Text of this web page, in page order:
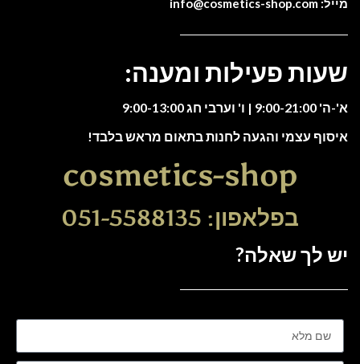
מייל: info@cosmetics-shop.com
שעות פעילות ומענה:
א'-ה' 9:00-21:00 | ו' וערבי חג 9:00-13:00
איסוף עצמי והגעה לחנות בתאום מראש בלבד!
cosmetics-shop
בפלאפון: 051-5588135
יש לך שאלה?